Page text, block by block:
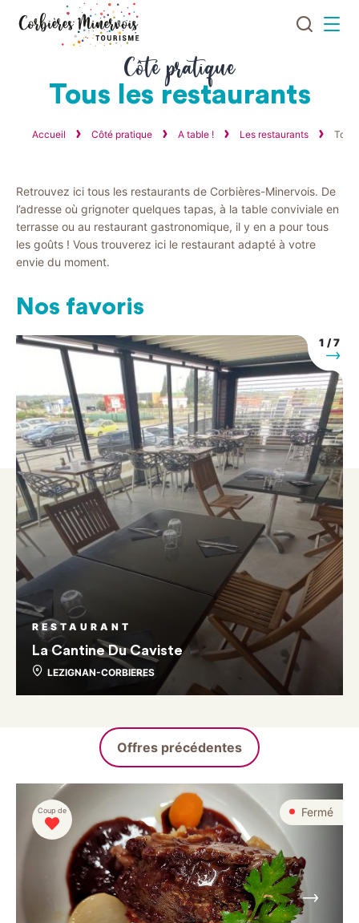
Tourisme
JeMenu
Côté pratique
Tous les restaurants
Accueil Côté pratique A table ! Les restaurants Tous
Retrouvez ici tous les restaurants de Corbières-Minervois. De
l’adresse où grignoter quelques tapas, à la table conviviale en
terrasse ou au restaurant gastronomique, il y en a pour tous
les goûts ! Vous trouverez ici le restaurant adapté à votre
envie du moment.
Nos favoris
1 /7
RESTAURANT
La Cantine Du Caviste
LEZIGNAN-CORBIERES
Offres précédentes
Fermé
Coup de
Suivant